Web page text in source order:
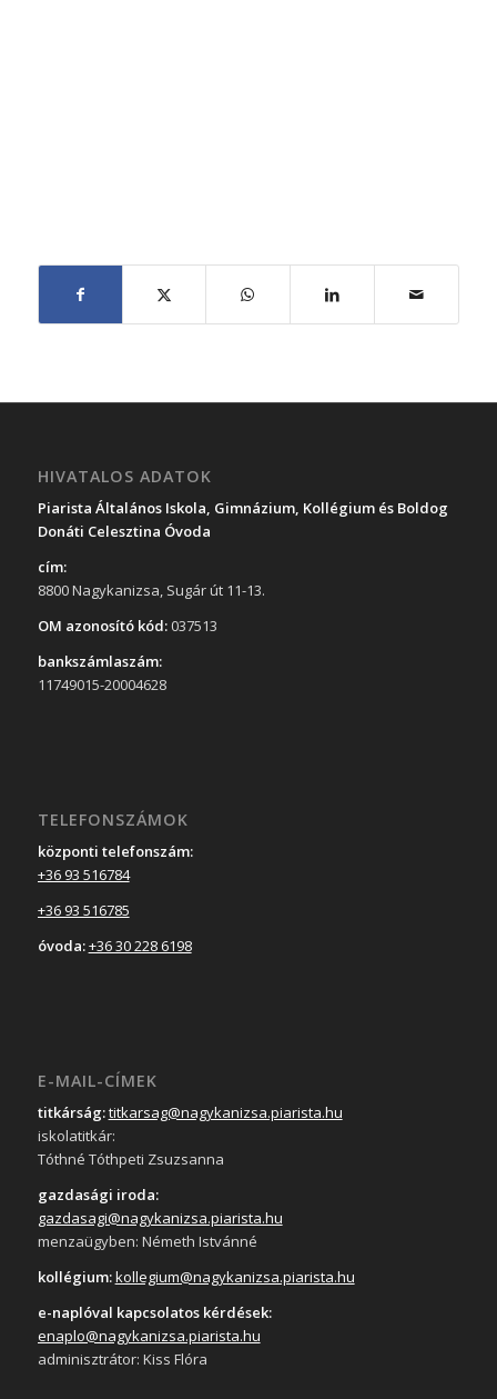
HIVATALOS ADATOK
Piarista Általános Iskola, Gimnázium, Kollégium és Boldog
Donáti Celesztina Óvoda
cím:
8800 Nagykanizsa, Sugár út 11-13.
OM azonosító kód:037513
bankszámlaszám:
11749015-20004628
TELEFONSZÁMOK
központi telefonszám:
+36 93 516784
+36 93 516785
óvoda:+36 30 228 6198
E-MAIL-CÍMEK
titkárság:titkarsag@nagykanizsa.piarista.hu
iskolatitkár:
Tóthné Tóthpeti Zsuzsanna
gazdasági iroda:
gazdasagi@nagykanizsa.piarista.hu
menzaügyben: Németh Istvánné
kollégium:kollegium@nagykanizsa.piarista.hu
e-naplóval kapcsolatos kérdések:
enaplo@nagykanizsa.piarista.hu
adminisztrátor: Kiss Flóra